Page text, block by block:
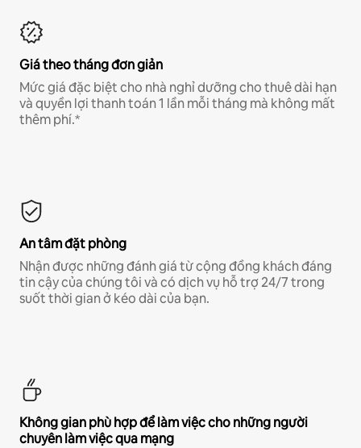
Giá theo tháng đơn giản
Mức giá đặc biệt cho nhà nghỉ dưỡng cho thuê dài hạn
và quyền lợi thanh toán 1 lần mỗi tháng mà không mất
thêm phí.*
An tâm đặt phòng
Nhận được những đánh giá từ cộng đồng khách đáng
tin cậy của chúng tôi và có dịch vụ hỗ trợ 24/7 trong
suốt thời gian ở kéo dài của bạn.
Không gian phù hợp để làm việc cho những người
chuyên làm việc qua mạng